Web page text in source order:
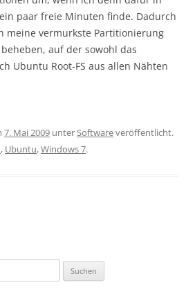
paar freie Minuten finde. Dadurch
meine vermurkste Partitionierung
auf der sowohl das
Ubuntu Root-FS aus allen Nähten
7. Mai 2009 unterSoftwareveröffentlicht.
, Ubuntu,Windows 7.